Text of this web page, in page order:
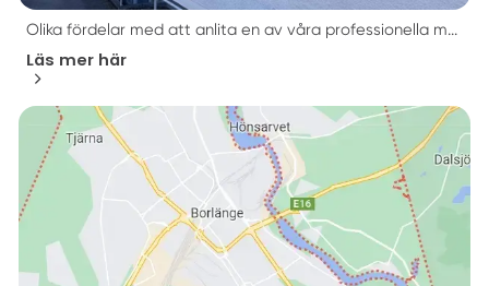
Olika fördelar med att anlita en av våra professionella m...
Läs mer här